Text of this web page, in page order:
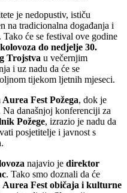
je nedopustiv, ističu
na tradicionalna događanja i
će se festival ove godine
do nedjelje 30.
Trojstva u večernjim
i uz nadu da će se
tijekom ljetnih mjeseci.
Fest Požega, dok je
Na današnjoj konferenciji za
Požege, izrazio je nadu da
posjetitelje i javnost s
najavio je direktor
. Tako smo doznali da će
Aurea Fest običaja i kulturne